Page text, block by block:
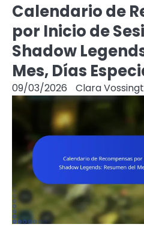
Calendario de
por Inicio de
Shadow
Mes, Días
09/03/2026 Clara